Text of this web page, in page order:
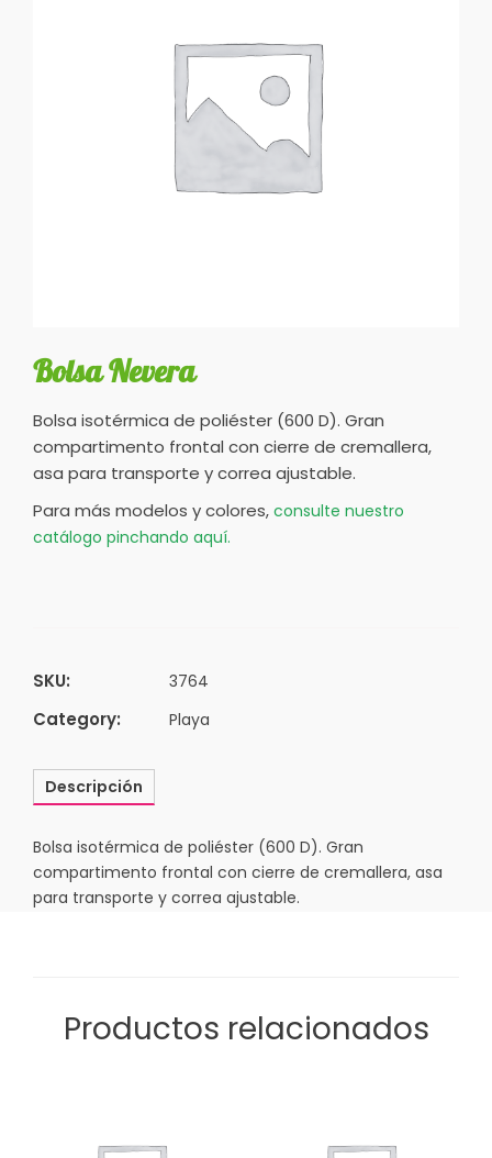
Bolsa Nevera
Bolsa isotérmica de poliéster (600 D). Gran
compartimento frontal con cierre de cremallera,
asa para transporte y correa ajustable.
Para más modelos y colores, consulte nuestro
catálogo pinchando aquí.
SKU: 3764
Category: Playa
Descripción
Bolsa isotérmica de poliéster (600 D). Gran
compartimento frontal con cierre de cremallera, asa
para transporte y correa ajustable.
Productos relacionados